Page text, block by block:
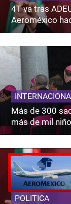
4T va tras
Aeroméxico
Más de 300
más de mil
POLITICA